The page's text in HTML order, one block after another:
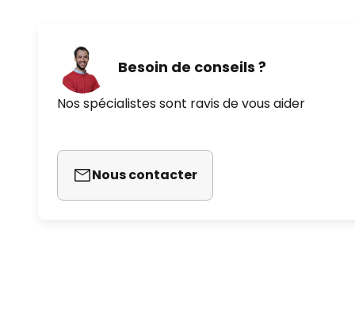
Besoin de conseils ?
Nos spécialistes sont ravis de vous aider
Nous contacter